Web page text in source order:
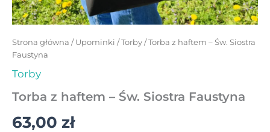
Strona główna /Upominki /Torby/ Torba z haftem – Św. Siostra
Faustyna
Torby
Torba z haftem – Św. Siostra Faustyna
63,00 zł